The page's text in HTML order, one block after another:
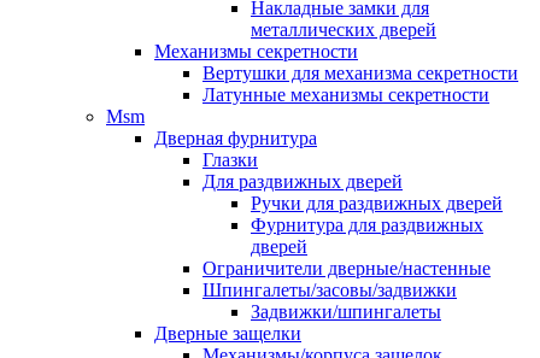
Накладные замки для
металлических дверей
Механизмы секретности
Вертушки для механизма секретности
Латунные механизмы секретности
Msm
Дверная фурнитура
Глазки
Для раздвижных дверей
Ручки для раздвижных дверей
Фурнитура для раздвижных
дверей
Ограничители дверные/настенные
Шпингалеты/засовы/задвижки
Задвижки/шпингалеты
Дверные защелки